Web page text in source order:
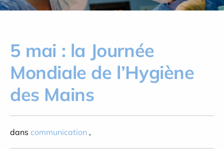
5 mai : la Journée
Mondiale de l’Hygiène
des Mains
dans communication ,